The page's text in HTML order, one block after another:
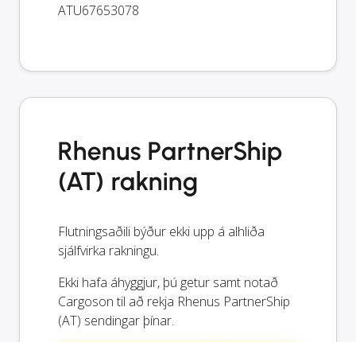
ATU67653078
Rhenus PartnerShip
(AT) rakning
Flutningsaðili býður ekki upp á alhliða
sjálfvirka rakningu.
Ekki hafa áhyggjur, þú getur samt notað
Cargoson til að rekja Rhenus PartnerShip
(AT) sendingar þínar.